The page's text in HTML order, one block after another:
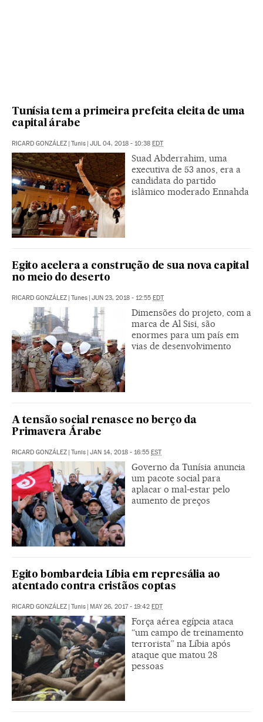
Tunísia tem a primeira prefeita eleita de uma
capital árabe
RICARD GONZÁLEZ | Tunis | JUL 04, 2018 - 10:38 EDT
Suad Abderrahim, uma
executiva de 53 anos, era a
candidata do partido
islâmico moderado Ennahda
Egito acelera a construção de sua nova capital
no meio do deserto
RICARD GONZÁLEZ | Tunes | JUN 23, 2018 - 12:55 EDT
Dimensões do projeto, com a
marca de Al Sisi, são
enormes para um país em
vias de desenvolvimento
A tensão social renasce no berço da
Primavera Árabe
RICARD GONZÁLEZ | Tunis | JAN 14, 2018 - 16:55 EST
Governo da Tunísia anuncia
um pacote social para
aplacar o mal-estar pelo
aumento de preços
Egito bombardeia Líbia em represália ao
atentado contra cristãos coptas
RICARD GONZÁLEZ | Tunis | MAY 26, 2017 - 19:42 EDT
Força aérea egípcia ataca
“um campo de treinamento
terrorista” na Líbia após
ataque que matou 28
pessoas